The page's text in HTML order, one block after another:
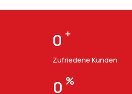
0 +
Zufriedene Kunden
0 %